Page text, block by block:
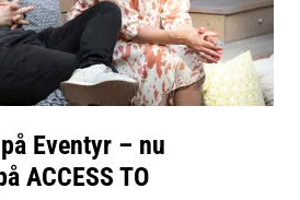
Eventyr – nu
ACCESS TO